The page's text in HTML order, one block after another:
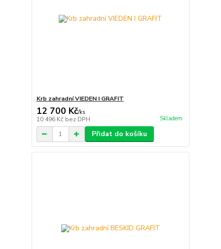
Krb zahradní VIEDEN I GRAFIT
12 700 Kč/ks
10 496 Kč bez DPH Skladem
Přidat do košíku